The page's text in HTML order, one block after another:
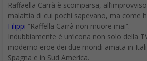
Raffaella Carrà è scomparsa,
malattia di cui pochi sapevano, ma come
Filippi “Raffella Carrà non muore mai”.
Indubbiamente è un’icona non solo della
moderno eroe dei due mondi amata in
Spagna e in Sud America.